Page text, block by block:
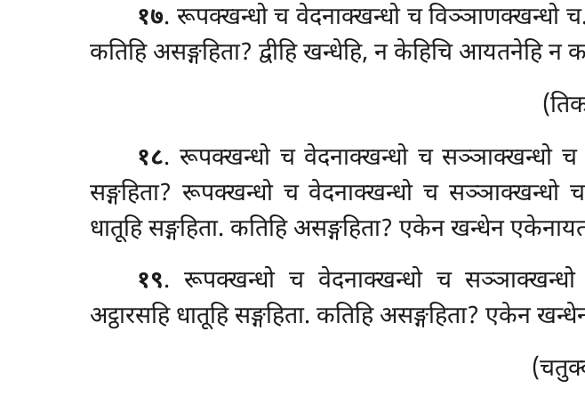
१७. रूपक्खन्धो च वेदनाक्खन्धो च विञ्ञाणक्खन्धो
कतिहि असङ्गहिता? द्वीहि खन्धेहि, न केहिचि आयतनेहि न
१८. रूपक्खन्धो च वेदनाक्खन्धो च सञ्ञाक्खन्धो च
सङ्गहिता? रूपक्खन्धो च वेदनाक्खन्धो च सञ्ञाक्खन्धो
धातूहि सङ्गहिता. कतिहि असङ्गहिता? एकेन खन्धेन
१९. रूपक्खन्धो च वेदनाक्खन्धो च सञ्ञाक्खन्धो
अट्ठारसहि धातूहि सङ्गहिता. कतिहि असङ्गहिता? एकेन